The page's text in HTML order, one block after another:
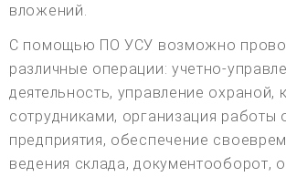
вложений.
С помощью ПО УСУ возможно
различные операции: учетно-
деятельность, управление охраной,
сотрудниками, организация работы
предприятия, обеспечение
ведения склада, документооборот,